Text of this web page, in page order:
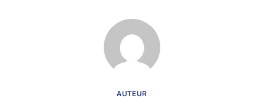
AUTEUR